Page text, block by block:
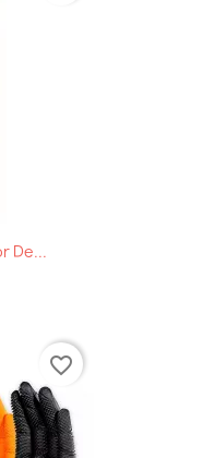
De...
favorite_border